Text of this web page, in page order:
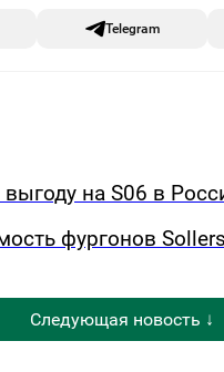
Telegram
на S06 в
фургонов
Следующая новость ↓